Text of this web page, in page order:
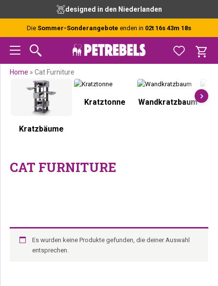
content
designed in den Niederlanden
Die Sommer-Sonderangebote enden in 02t 16s 43m 18s
Home » Cat Furniture
Kratzbäume
Kratztonne Wandkratzbaum
CAT FURNITURE
Es wurden keine Produkte gefunden, die deiner Auswahl
entsprechen.